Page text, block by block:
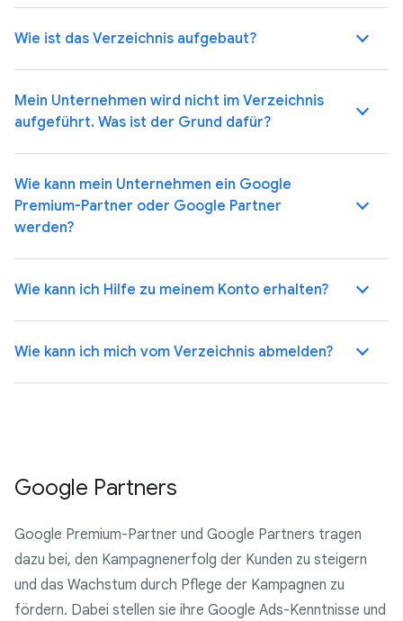
Wie ist das Verzeichnis aufgebaut?
Mein Unternehmen wird nicht im Verzeichnis
aufgeführt. Was ist der Grund dafür?
Wie kann mein Unternehmen ein Google
Premium-Partner oder Google Partner
werden?
Wie kann ich Hilfe zu meinem Konto erhalten?
Wie kann ich mich vom Verzeichnis abmelden?
Google Partners
Google Premium-Partner und Google Partners tragen
dazu bei, den Kampagnenerfolg der Kunden zu steigern
und das Wachstum durch Pflege der Kampagnen zu
fördern. Dabei stellen sie ihre Google Ads-Kenntnisse und